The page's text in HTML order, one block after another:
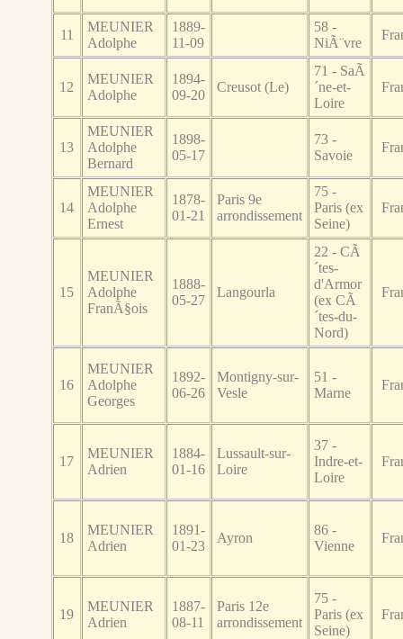
11
MEUNIER
Adolphe
1889-
11-09
58 -
NiÃ¨vre
12
MEUNIER
Adolphe
1894-
09-20
Creusot (Le)
71 - SaÃ
´ne-et-
Loire
13
MEUNIER
Adolphe
Bernard
1898-
05-17
73 -
Savoie
14
MEUNIER
Adolphe
Ernest
1878-
01-21
Paris 9e
arrondissement
75 -
Paris (ex
Seine)
15
MEUNIER
Adolphe
FranÃ§ois
1888-
05-27
Langourla
22 - CÃ
´tes-
d'Armor
(ex CÃ
´tes-du-
Nord)
16
MEUNIER
Adolphe
Georges
1892-
06-26
Montigny-sur-
Vesle
51 -
Marne
17
MEUNIER
Adrien
1884-
01-16
Lussault-sur-
Loire
37 -
Indre-et-
Loire
18
MEUNIER
Adrien
1891-
01-23
Ayron
86 -
Vienne
19
MEUNIER
Adrien
1887-
08-11
Paris 12e
arrondissement
75 -
Paris (ex
Seine)